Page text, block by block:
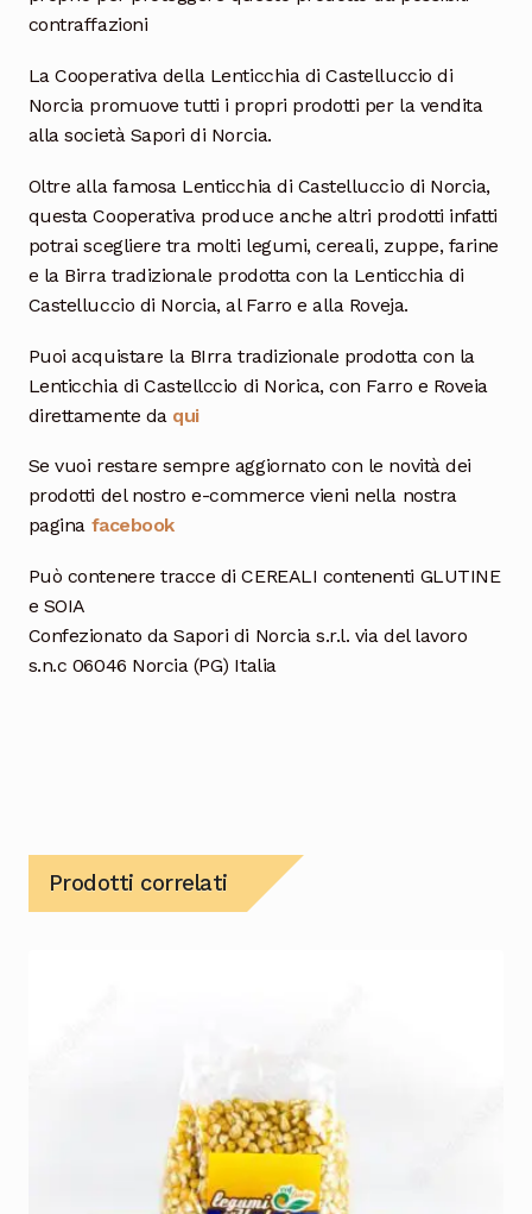
contraffazioni
La Cooperativa della Lenticchia di Castelluccio di
Norcia promuove tutti i propri prodotti per la vendita
alla società Sapori di Norcia.
Oltre alla famosa Lenticchia di Castelluccio di Norcia,
questa Cooperativa produce anche altri prodotti infatti
potrai scegliere tra molti legumi, cereali, zuppe, farine
e la Birra tradizionale prodotta con la Lenticchia di
Castelluccio di Norcia, al Farro e alla Roveja.
Puoi acquistare la BIrra tradizionale prodotta con la
Lenticchia di Castellccio di Norica, con Farro e Roveia
direttamente da qui
Se vuoi restare sempre aggiornato con le novità dei
prodotti del nostro e-commerce vieni nella nostra
pagina facebook
Può contenere tracce di CEREALI contenenti GLUTINE
e SOIA
Confezionato da Sapori di Norcia s.r.l. via del lavoro
s.n.c 06046 Norcia (PG) Italia
Prodotti correlati